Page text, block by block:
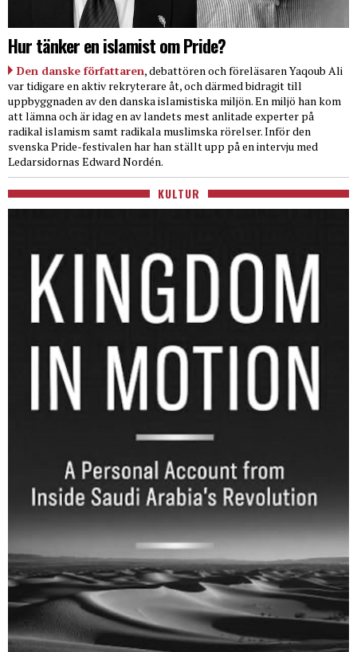
Hur tänker en islamist om Pride?
Den danske författaren, debattören och föreläsaren Yaqoub Ali
var tidigare en aktiv rekryterare åt, och därmed bidragit till
uppbyggnaden av den danska islamistiska miljön. En miljö han kom
att lämna och är idag en av landets mest anlitade experter på
radikal islamism samt radikala muslimska rörelser. Inför den
svenska Pride-festivalen har han ställt upp på en intervju med
Ledarsidornas Edward Nordén.
KULTUR